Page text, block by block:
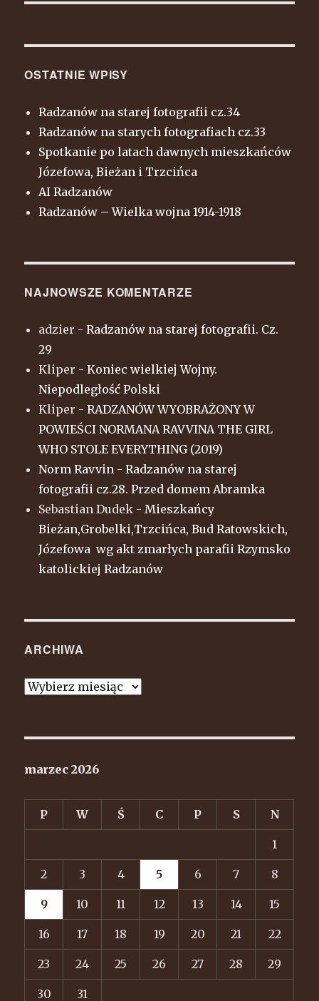
OSTATNIE WPISY
Radzanów na starej fotografii cz.34
Radzanów na starych fotografiach cz.33
Spotkanie po latach dawnych mieszkańców
Józefowa, Bieżan i Trzcińca
AI Radzanów
Radzanów – Wielka wojna 1914-1918
NAJNOWSZE KOMENTARZE
adzier -Radzanów na starej fotografii. Cz.
29
Kliper -Koniec wielkiej Wojny.
Niepodległość Polski
Kliper -RADZANÓW WYOBRAŻONY W
POWIEŚCI NORMANA RAVVINA THE GIRL
WHO STOLE EVERYTHING (2019)
Norm Ravvin -Radzanów na starej
fotografii cz.28. Przed domem Abramka
Sebastian Dudek -Mieszkańcy
Bieżan,Grobelki,Trzcińca, Bud Ratowskich,
Józefowa wg akt zmarłych parafii Rzymsko
katolickiej Radzanów
ARCHIWA
Archiwa
marzec 2026
P W Ś C P S N
1
2 3 4 5 6 7 8
9 10 11 12 13 14 15
16 17 18 19 20 21 22
23 24 25 26 27 28 29
30 31